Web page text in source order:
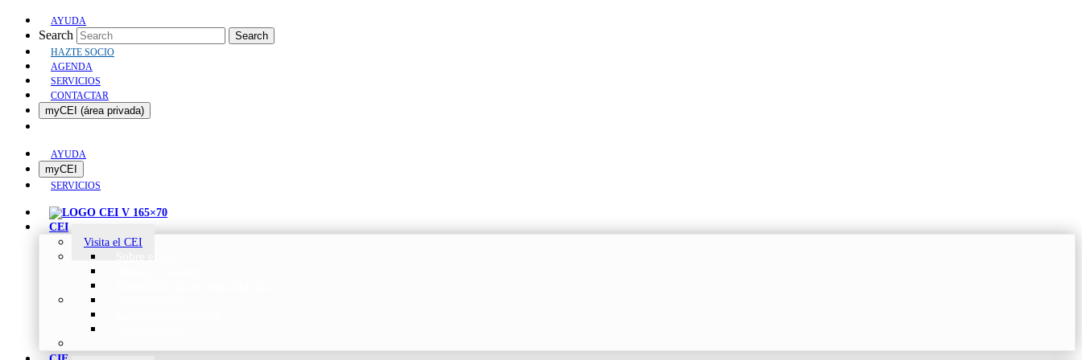
AYUDA
Search Search
HAZTE SOCIO
AGENDA
SERVICIOS
CONTACTAR
myCEI (área privada)
AYUDA
myCEI
SERVICIOS
CEI
Visita el CEI